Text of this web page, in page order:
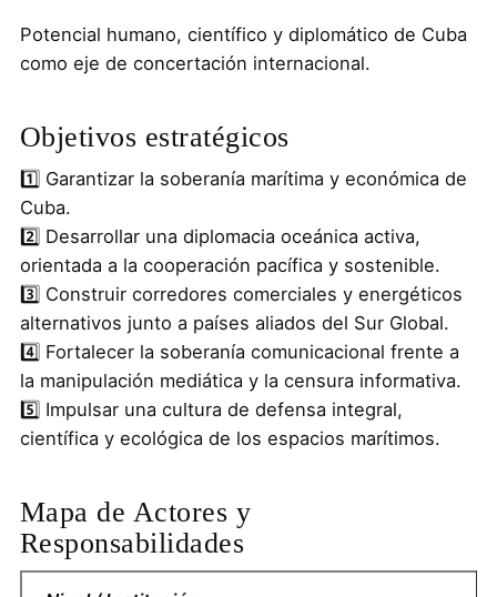
Potencial humano, científico y diplomático de Cuba
como eje de concertación internacional.
Objetivos estratégicos
1️⃣ Garantizar la soberanía marítima y económica de
Cuba.
2️⃣ Desarrollar una diplomacia oceánica activa,
orientada a la cooperación pacífica y sostenible.
3️⃣ Construir corredores comerciales y energéticos
alternativos junto a países aliados del Sur Global.
4️⃣ Fortalecer la soberanía comunicacional frente a
la manipulación mediática y la censura informativa.
5️⃣ Impulsar una cultura de defensa integral,
científica y ecológica de los espacios marítimos.
Mapa de Actores y
Responsabilidades